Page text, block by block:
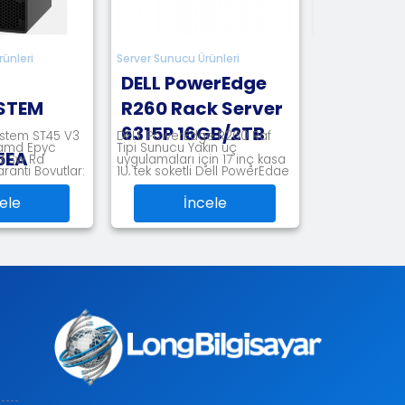
Server Sunucu Ürünleri
DELL PowerEdge
R260 Rack Server
6315P 16GB/2TB
DELL PowerEdge R260 Raf
Tipi Sunucu Yakın uç
uygulamaları için 17 inç kasa
1U, tek soketli Dell PowerEdge
R260 esn